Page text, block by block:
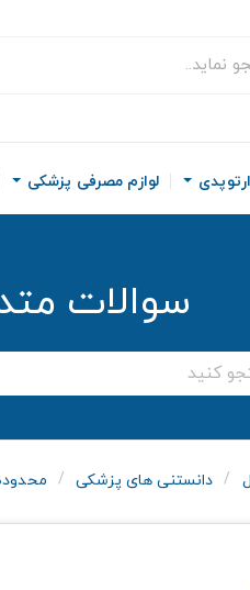
لوازم مصرفی پزشکی
سوالات
دانستنی های پزشکی